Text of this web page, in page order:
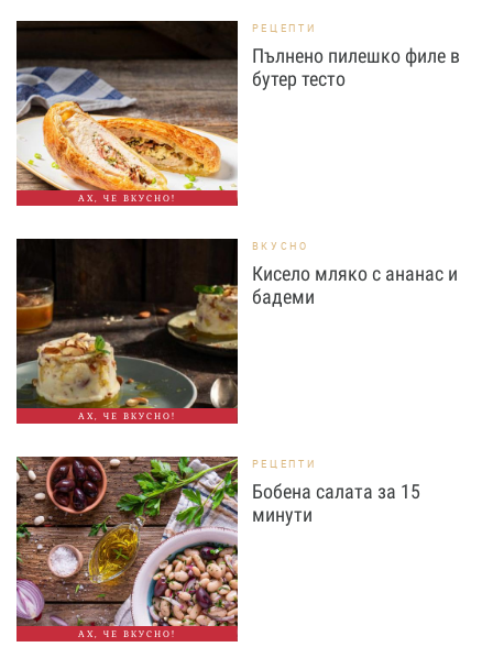
АХ, ЧЕ ВКУСНО!
РЕЦЕПТИ
Пълнено пилешко филе в
бутер тесто
АХ, ЧЕ ВКУСНО!
ВКУСНО
Кисело мляко с ананас и
бадеми
АХ, ЧЕ ВКУСНО!
РЕЦЕПТИ
Бобена салата за 15
минути